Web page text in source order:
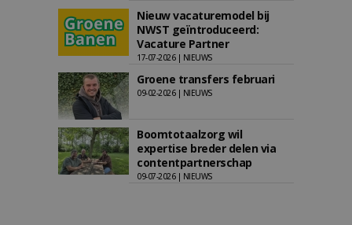
Nieuw vacaturemodel bij
NWST geïntroduceerd:
Vacature Partner
17-07-2026 | NIEUWS
Groene transfers februari
09-02-2026 | NIEUWS
Boomtotaalzorg wil
expertise breder delen via
contentpartnerschap
09-07-2026 | NIEUWS